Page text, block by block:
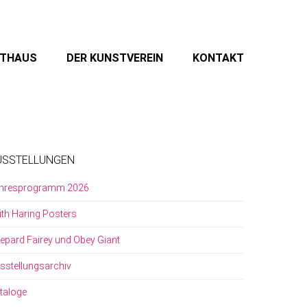
DER KUNSTVEREIN KONTAKT
2026
Haring Posters
Fairey und Obey Giant